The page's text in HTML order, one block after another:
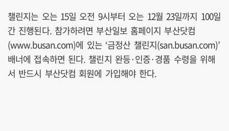
챌린지는 오는 15일 오전 9시부터 오는 12월 23일까지 100일
간 진행된다. 참가하려면 부산일보 홈페이지 부산닷컴
(www.busan.com)에 있는 ‘금정산 챌린지(san.busan.com)’
배너에 접속하면 된다. 챌린지 완등·인증·경품 수령을 위해
서 반드시 부산닷컴 회원에 가입해야 한다.